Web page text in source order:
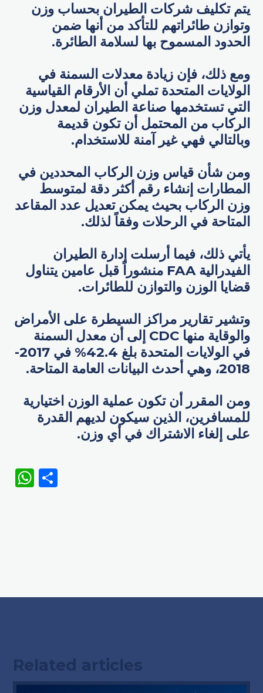
يتم تكليف شركات الطيران بحساب وزن
وتوازن طائراتهم للتأكد من أنها ضمن
الحدود المسموح بها لسلامة الطائرة.
ومع ذلك، فإن زيادة معدلات السمنة في
الولايات المتحدة تملي أن الأرقام القياسية
التي تستخدمها صناعة الطيران لمعدل وزن
الركاب من المحتمل أن تكون قديمة
وبالتالي فهي غير آمنة للاستخدام.
ومن شأن قياس وزن الركاب المحددين في
المطارات إنشاء رقم أكثر دقة لمتوسط
وزن الركاب بحيث يمكن تعديل عدد المقاعد
المتاحة في الرحلات وفقاً لذلك.
يأتي ذلك، فيما أرسلت إدارة الطيران
الفيدرالية FAA منشوراً قبل عامين يتناول
قضايا الوزن والتوازن للطائرات.
وتشير تقارير مراكز السيطرة على الأمراض
والوقاية منها CDC إلى أن معدل السمنة
في الولايات المتحدة بلغ 42.4% في 2017-
2018، وهي أحدث البيانات العامة المتاحة.
ومن المقرر أن تكون عملية الوزن اختيارية
للمسافرين، الذين سيكون لديهم القدرة
على إلغاء الاشتراك في أي وزن.
WhatsApp
Related articles